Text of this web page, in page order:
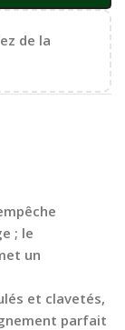
de la
; le
un
et clavetés,
parfait